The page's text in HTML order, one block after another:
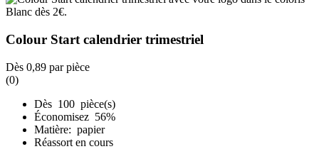
Colour Start calendrier trimestriel
Dès 0,89 par pièce
(0)
Dès 100 pièce(s)
Économisez 56%
Matière: papier
Réassort en cours